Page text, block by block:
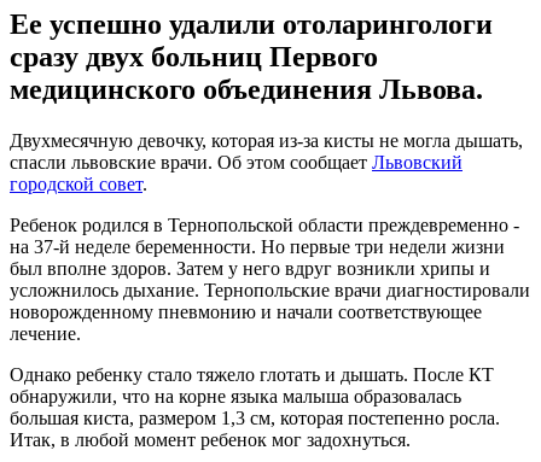
Ее успешно удалили отоларингологи
сразу двух больниц Первого
медицинского объединения Львова.
Двухмесячную девочку, которая из-за кисты не могла дышать,
спасли львовские врачи. Об этом сообщает Львовский
городской совет.
Ребенок родился в Тернопольской области преждевременно -
на 37-й неделе беременности. Но первые три недели жизни
был вполне здоров. Затем у него вдруг возникли хрипы и
усложнилось дыхание. Тернопольские врачи диагностировали
новорожденному пневмонию и начали соответствующее
лечение.
Однако ребенку стало тяжело глотать и дышать. После КТ
обнаружили, что на корне языка малыша образовалась
большая киста, размером 1,3 см, которая постепенно росла.
Итак, в любой момент ребенок мог задохнуться.